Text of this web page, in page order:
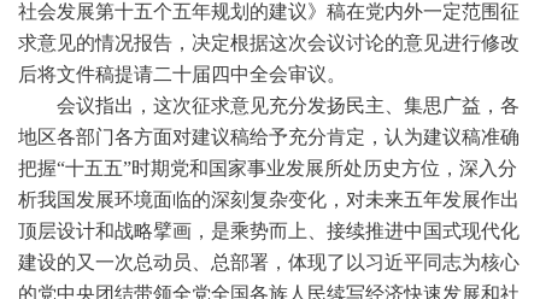
社会发展第十五个五年规划的建议》稿在党内外一定范围征
求意见的情况报告，决定根据这次会议讨论的意见进行修改
后将文件稿提请二十届四中全会审议。
会议指出，这次征求意见充分发扬民主、集思广益，各
地区各部门各方面对建议稿给予充分肯定，认为建议稿准确
把握“十五五”时期党和国家事业发展所处历史方位，深入分
析我国发展环境面临的深刻复杂变化，对未来五年发展作出
顶层设计和战略擘画，是乘势而上、接续推进中国式现代化
建设的又一次总动员、总部署，体现了以习近平同志为核心
的党中央团结带领全党全国各族人民续写经济快速发展和社